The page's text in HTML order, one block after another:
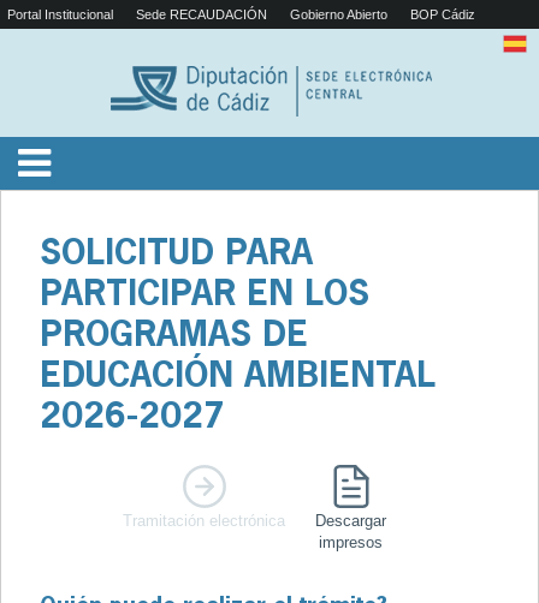
Portal Institucional Sede RECAUDACIÓN Gobierno Abierto BOP Cádiz
SOLICITUD PARA
PARTICIPAR EN LOS
PROGRAMAS DE
EDUCACIÓN AMBIENTAL
2026-2027
Tramitación electrónica
Descargar
impresos